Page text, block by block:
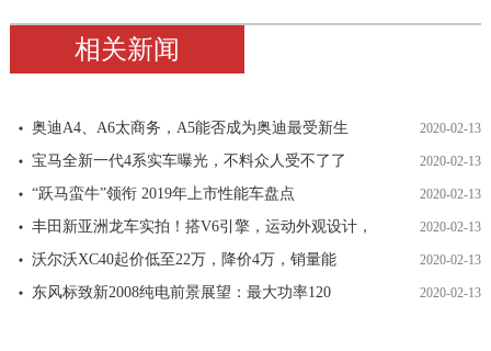
相关新闻
奥迪A4、A6太商务，A5能否成为奥迪最受新生 2020-02-13
宝马全新一代4系实车曝光，不料众人受不了了 2020-02-13
“跃马蛮牛”领衔 2019年上市性能车盘点 2020-02-13
丰田新亚洲龙车实拍！搭V6引擎，运动外观设计， 2020-02-13
沃尔沃XC40起价低至22万，降价4万，销量能 2020-02-13
东风标致新2008纯电前景展望：最大功率120 2020-02-13